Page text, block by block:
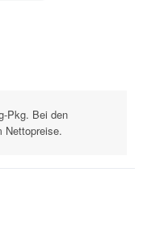
Pkg. Bei den
Nettopreise.